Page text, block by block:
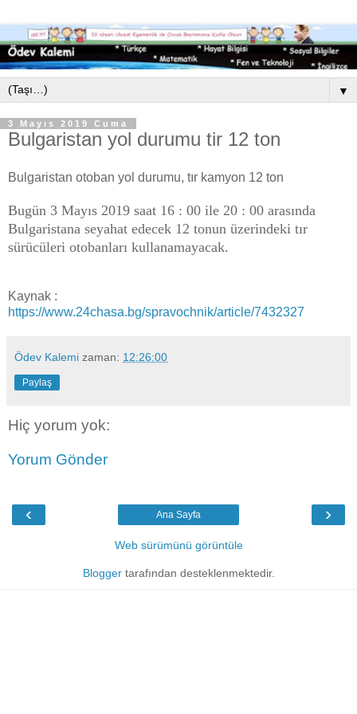
▼
3 Mayıs 2019 Cuma
Bulgaristan yol durumu tir 12 ton
Bulgaristan otoban yol durumu, tır kamyon 12 ton
Bugün 3 Mayıs 2019 saat 16 : 00 ile 20 : 00 arasında
Bulgaristana seyahat edecek 12 tonun üzerindeki tır
sürücüleri otobanları kullanamayacak.
Kaynak :
https://www.24chasa.bg/spravochnik/article/7432327
Ödev Kalemi zaman: 12:26:00
Paylaş
Hiç yorum yok:
Yorum Gönder
‹ ›
Ana Sayfa
Web sürümünü görüntüle
Bloggertarafından desteklenmektedir.